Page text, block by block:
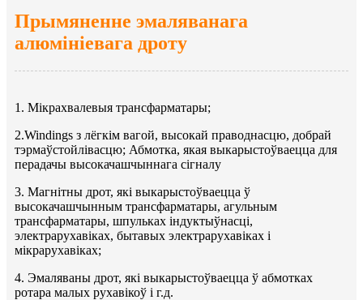
Прымяненне эмаляванага
алюмініевага дроту
1. Мікрахвалевыя трансфарматары;
2.Windings з лёгкім вагой, высокай праводнасцю, добрай
тэрмаўстойлівасцю; Абмотка, якая выкарыстоўваецца для
перадачы высокачашчыннага сігналу
3. Магнітны дрот, які выкарыстоўваецца ў
высокачашчынным трансфарматары, агульным
трансфарматары, шпульках індуктыўнасці,
электрарухавіках, бытавых электрарухавіках і
мікрарухавіках;
4. Эмаляваны дрот, які выкарыстоўваецца ў абмотках
ротара малых рухавікоў і г.д.